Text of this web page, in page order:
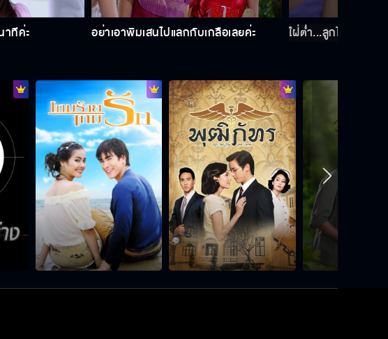
าทีค่ะ อย่าเอาพิมเสนไปแลกกับเกลือเลยค่ะ ใฝ่ต่ำ...ลูกไม่รักดี